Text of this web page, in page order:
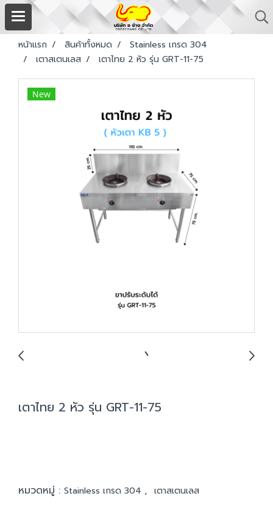
หน้าแรก สินค้าทั้งหมด
Stainless เกรด 304
เตาสเตนเลส
เตาไทย 2 หัว รุ่น GRT-11-75
New
เตาไทย 2 หัว รุ่น GRT-11-75
หมวดหมู่ : Stainless เกรด 304 , เตาสเตนเลส